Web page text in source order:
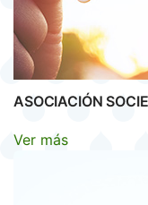
ASOCIACIÓN
Ver más